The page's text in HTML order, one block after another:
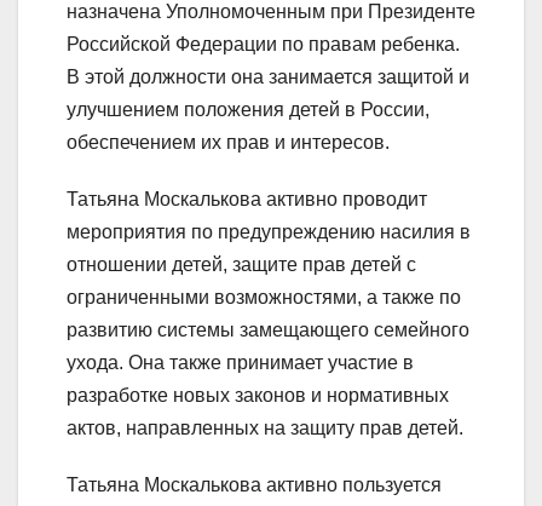
назначена Уполномоченным при Президенте
Российской Федерации по правам ребенка.
В этой должности она занимается защитой и
улучшением положения детей в России,
обеспечением их прав и интересов.
Татьяна Москалькова активно проводит
мероприятия по предупреждению насилия в
отношении детей, защите прав детей с
ограниченными возможностями, а также по
развитию системы замещающего семейного
ухода. Она также принимает участие в
разработке новых законов и нормативных
актов, направленных на защиту прав детей.
Татьяна Москалькова активно пользуется